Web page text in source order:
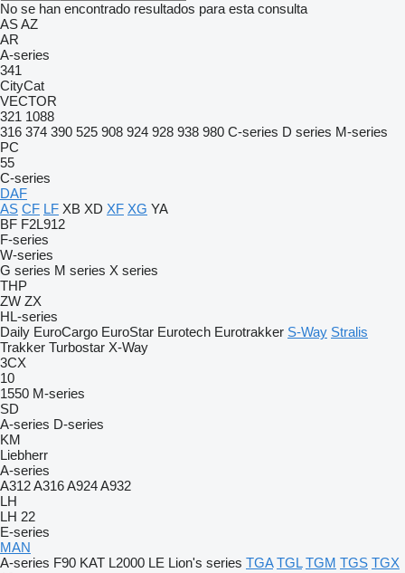
No se han encontrado resultados para esta consulta
ASAZ
AR
A-series
341
CityCat
VECTOR
321 1088
316 374 390 525 908 924 928 938 980 C-series D series M-series
PC
55
C-series
DAF
AS CF LF XB XD XF XG YA
BF F2L912
F-series
W-series
G series M series X series
THP
ZW ZX
HL-series
Daily EuroCargo EuroStar Eurotech Eurotrakker S-Way Stralis
Trakker Turbostar X-Way
3CX
10
1550 M-series
SD
A-series D-series
KM
Liebherr
A-series
A312A316A924A932
LH
LH 22
E-series
MAN
A-series F90 KAT L2000 LE Lion's series TGA TGL TGM TGS TGX